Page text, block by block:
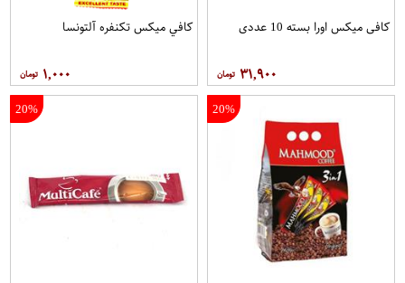
کافی میکس اورا بسته 10 عددی
۳۱,۹۰۰
کافي ميکس تکنفره آلتونسا
۱,۰۰۰
20%
20%